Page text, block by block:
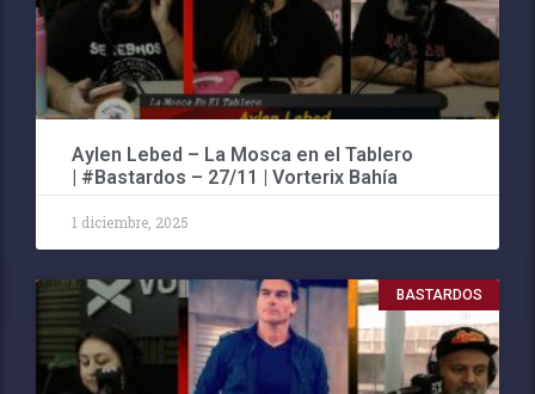
Aylen Lebed – La Mosca en el Tablero
| #Bastardos – 27/11 | Vorterix Bahía
1 diciembre, 2025
BASTARDOS